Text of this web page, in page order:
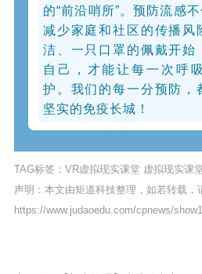
的“前沿哨所”。预防流感
减少家庭和社区的传播风
洁、一只口罩的佩戴开始
自己，才能让每一次呼
护。我们的每一分预防，
坚实的免疫长城！
TAG标签： VR虚拟现实课堂 虚拟现实课
声明：本文由矩道科技整理，如若转载，
https://www.judaoedu.com/cpnews/